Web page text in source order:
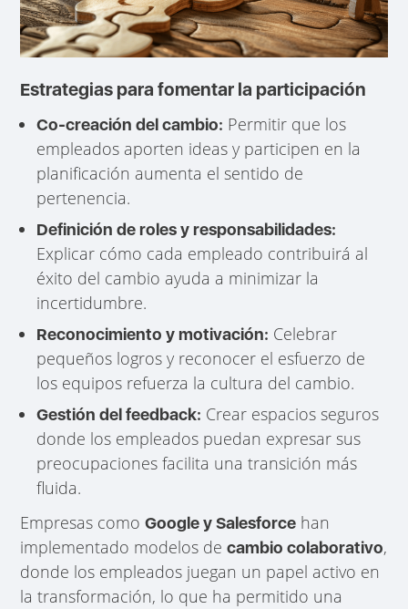
Estrategias para fomentar la participación
Co-creación del cambio: Permitir que los
empleados aporten ideas y participen en la
planificación aumenta el sentido de
pertenencia.
Definición de roles y responsabilidades:
Explicar cómo cada empleado contribuirá al
éxito del cambio ayuda a minimizar la
incertidumbre.
Reconocimiento y motivación: Celebrar
pequeños logros y reconocer el esfuerzo de
los equipos refuerza la cultura del cambio.
Gestión del feedback: Crear espacios seguros
donde los empleados puedan expresar sus
preocupaciones facilita una transición más
fluida.
Empresas comoGoogle y Salesforce han
implementado modelos decambio colaborativo,
donde los empleados juegan un papel activo en
la transformación, lo que ha permitido una